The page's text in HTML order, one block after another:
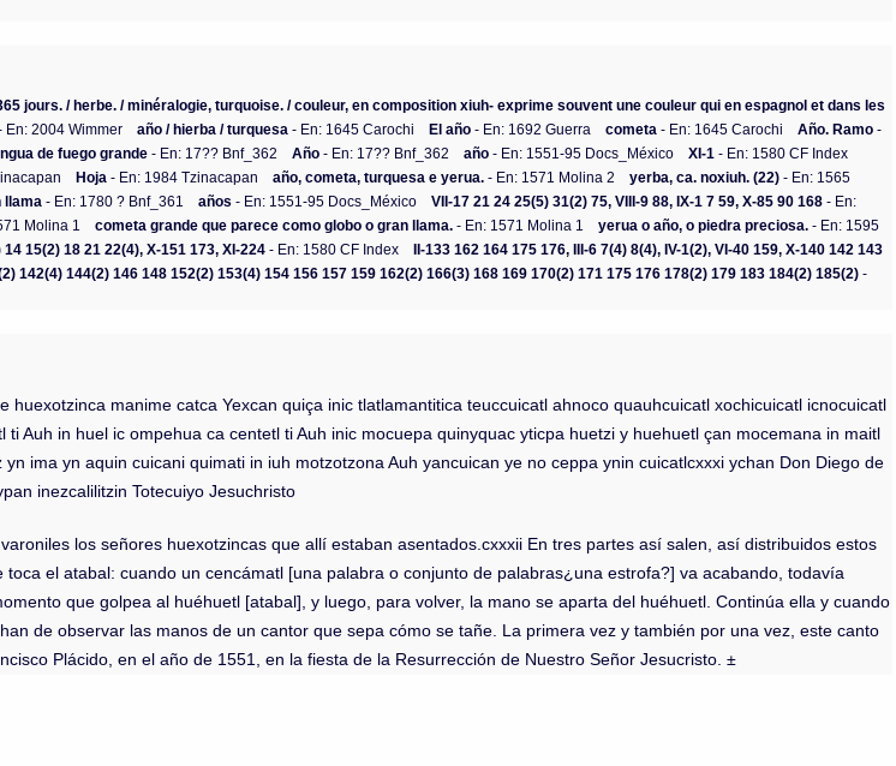
jours. / herbe. / minéralogie, turquoise. / couleur, en composition xiuh- exprime souvent une couleur qui en espagnol et dans les
En: 2004 Wimmer año / hierba / turquesa - En: 1645 Carochi El año - En: 1692 Guerra cometa - En: 1645 Carochi Año. Ramo -
de fuego grande - En: 17?? Bnf_362 Año - En: 17?? Bnf_362 año - En: 1551-95 Docs_México XI-1 - En: 1580 CF Index
Hoja - En: 1984 Tzinacapan año, cometa, turquesa e yerua. - En: 1571 Molina 2 yerba, ca. noxiuh. (22) - En: 1565
llama - En: 1780 ? Bnf_361 años - En: 1551-95 Docs_México VII-17 21 24 25(5) 31(2) 75, VIII-9 88, IX-1 7 59, X-85 90 168 - En:
Molina 1 cometa grande que parece como globo o gran llama. - En: 1571 Molina 1 yerua o año, o piedra preciosa. - En: 1595
14 15(2) 18 21 22(4), X-151 173, XI-224 - En: 1580 CF Index
II-133 162 164 175 176, III-6 7(4) 8(4), IV-1(2), VI-40 159, X-140 142 143
142(4) 144(2) 146 148 152(2) 153(4) 154 156 157 159 162(2) 166(3) 168 169 170(2) 171 175 176 178(2) 179 183 184(2) 185(2) -
manime catca Yexcan quiça inic tlatlamantitica teuccuicatl ahnoco quauhcuicatl xochicuicatl icnocuicatl
Auh in huel ic ompehua ca centetl ti Auh inic mocuepa quinyquac yticpa huetzi y huehuetl çan mocemana in maitl
ima yn aquin cuicani quimati in iuh motzotzona Auh yancuican ye no ceppa ynin cuicatlcxxxi ychan Don Diego de
inezcalilitzin Totecuiyo Jesuchristo
los señores huexotzincas que allí estaban asentados.cxxxii En tres partes así salen, así distribuidos estos
el atabal: cuando un cencámatl [una palabra o conjunto de palabras¿una estrofa?] va acabando, todavía
que golpea al huéhuetl [atabal], y luego, para volver, la mano se aparta del huéhuetl. Continúa ella y cuando
de observar las manos de un cantor que sepa cómo se tañe. La primera vez y también por una vez, este canto
Plácido, en el año de 1551, en la fiesta de la Resurrección de Nuestro Señor Jesucristo. ±